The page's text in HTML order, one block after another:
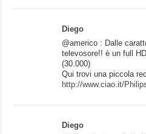
Diego
@americo : Dalle
televosore!! è un full
(30.000)
Qui trovi una piccola
http://www.ciao.it/
Diego